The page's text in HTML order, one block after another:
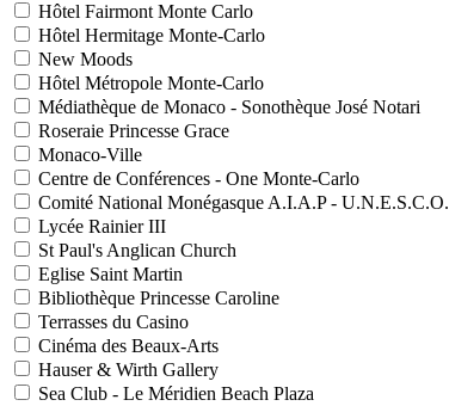
Hôtel Fairmont Monte Carlo
Hôtel Hermitage Monte-Carlo
New Moods
Hôtel Métropole Monte-Carlo
Médiathèque de Monaco - Sonothèque José Notari
Roseraie Princesse Grace
Monaco-Ville
Centre de Conférences - One Monte-Carlo
Comité National Monégasque A.I.A.P - U.N.E.S.C.O.
Lycée Rainier III
St Paul's Anglican Church
Eglise Saint Martin
Bibliothèque Princesse Caroline
Terrasses du Casino
Cinéma des Beaux-Arts
Hauser & Wirth Gallery
Sea Club - Le Méridien Beach Plaza